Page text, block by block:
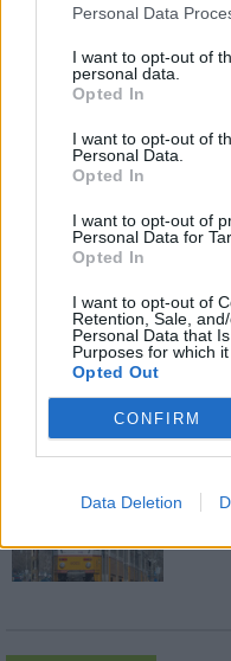
Personal Data
I want to opt-out of
personal data.
Opted In
I want to opt-out of
Personal Data.
Opted In
I want to opt-out of
Personal Data for
Opted In
I want to opt-out of
Retention, Sale,
Personal Data that
Purposes for which it
Opted Out
CONFIRM
Data Deletion
szükség van. A Lindab
mesél
M1